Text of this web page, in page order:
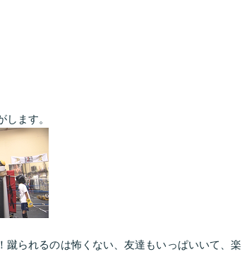
ます。
られるのは怖くない、友達もいっぱいいて、楽